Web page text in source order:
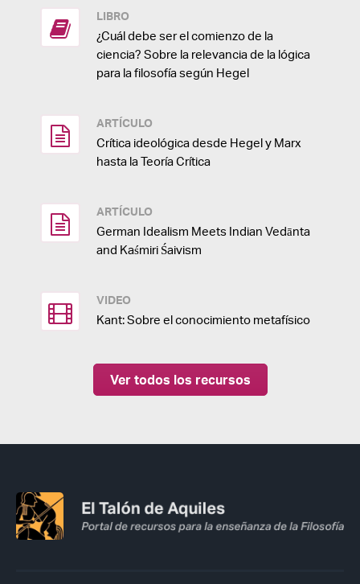
LIBRO
¿Cuál debe ser el comienzo de la
ciencia? Sobre la relevancia de la lógica
para la filosofía según Hegel
ARTÍCULO
Crítica ideológica desde Hegel y Marx
hasta la Teoría Crítica
ARTÍCULO
German Idealism Meets Indian Vedānta
and Kaśmiri Śaivism
VIDEO
Kant: Sobre el conocimiento metafísico
Ver todos los recursos